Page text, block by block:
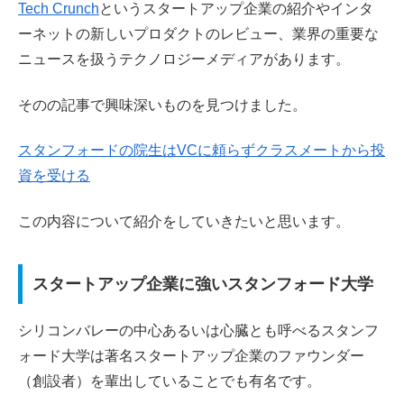
Tech Crunchというスタートアップ企業の紹介やインタ
ーネットの新しいプロダクトのレビュー、業界の重要な
ニュースを扱うテクノロジーメディアがあります。
そのの記事で興味深いものを見つけました。
スタンフォードの院生はVCに頼らずクラスメートから投
資を受ける
この内容について紹介をしていきたいと思います。
スタートアップ企業に強いスタンフォード大学
シリコンバレーの中心あるいは心臓とも呼べるスタンフ
ォード大学は著名スタートアップ企業のファウンダー
（創設者）を輩出していることでも有名です。